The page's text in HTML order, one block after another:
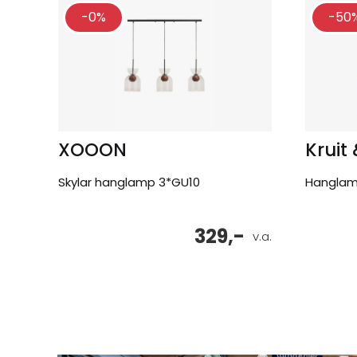
-0%
XOOON
Skylar hanglamp 3*GU10
v.a.
329,-
-
Kruit